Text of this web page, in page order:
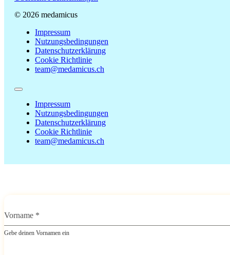
© 2026 medamicus
Impressum
Nutzungsbedingungen
Datenschutzerklärung
Cookie Richtlinie
team@medamicus.ch
Impressum
Nutzungsbedingungen
Datenschutzerklärung
Cookie Richtlinie
team@medamicus.ch
Vorname *
Gebe deinen Vornamen ein